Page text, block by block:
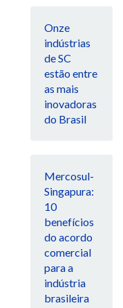
Onze
indústrias
de SC
estão entre
as mais
inovadoras
do Brasil
Mercosul-
Singapura:
10
benefícios
do acordo
comercial
para a
indústria
brasileira